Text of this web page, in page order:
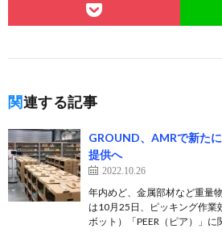
関連する記事
GROUND、AMRで新た
提供へ
2022.10.26
年内めど、金属部材など重量
は10月25日、ピッキング作業
ボット）「PEER（ピア）」に